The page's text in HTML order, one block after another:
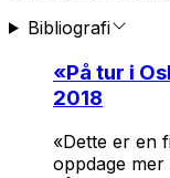
Bibliografi
«På tur i
2018
«Dette er en
oppdage